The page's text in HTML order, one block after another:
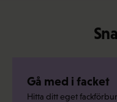
Gå med i facket
Hitta ditt eget